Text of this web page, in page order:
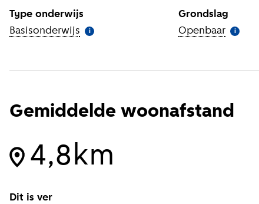
Type onderwijs
Basisonderwijs Meer informatie
i
Grondslag
Openbaar Meer
i
Gemiddelde woonafstand
4,8km
Dit is ver